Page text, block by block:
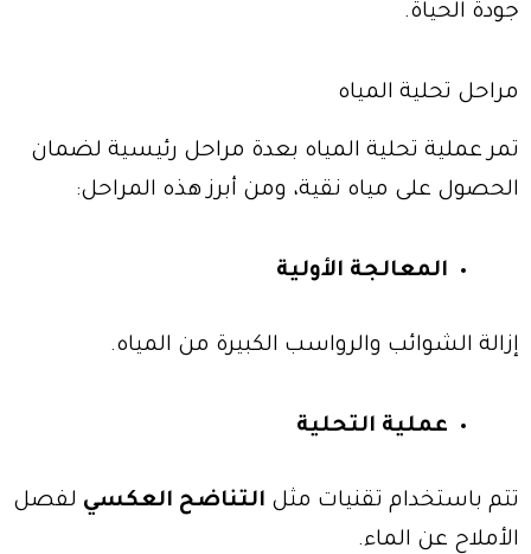
جودة الحياة.
مراحل تحلية المياه
تمر عملية تحلية المياه بعدة مراحل رئيسية لضمان
الحصول على مياه نقية، ومن أبرز هذه المراحل:
المعالجة الأولية
إزالة الشوائب والرواسب الكبيرة من المياه.
عملية التحلية
تتم باستخدام تقنيات مثل التناضح العكسي لفصل
الأملاح عن الماء.